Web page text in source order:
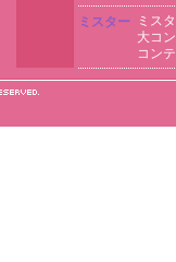
ミスター
ミス
大コ
コン